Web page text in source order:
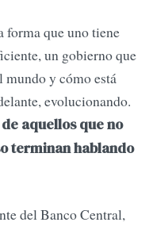
forma que uno tiene
un gobierno que
mundo y cómo está
evolucionando.
aquellos que no
terminan hablando
del Banco Central,